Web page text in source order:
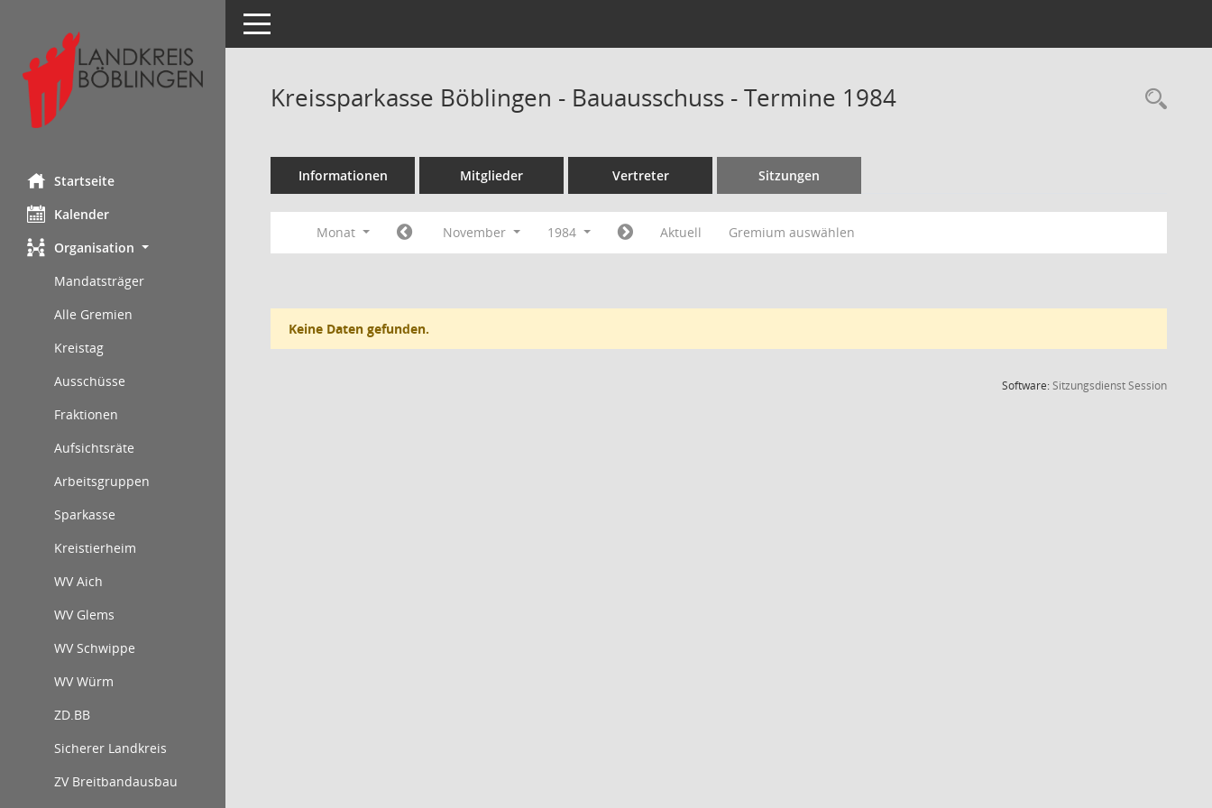
Startseite
Kalender
Organisation
Mandatsträger
Alle Gremien
Kreistag
Ausschüsse
Fraktionen
Aufsichtsräte
Arbeitsgruppen
Sparkasse
Kreistierheim
WV Aich
WV Glems
WV Schwippe
WV Würm
ZD.BB
Sicherer Landkreis
ZV Breitbandausbau
Toggle navigation
Kreissparkasse Böblingen - Bauausschuss - Termine 1984
Informationen Mitglieder Vertreter Sitzungen
Monat November 1984 Aktuell Gremium auswählen
Keine Daten gefunden.
Software:SitzungsdienstSession(Wird in